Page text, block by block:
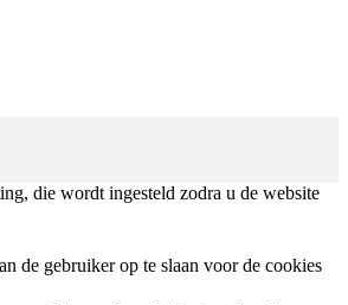
die wordt ingesteld zodra u de website
de gebruiker op te slaan voor de cookies